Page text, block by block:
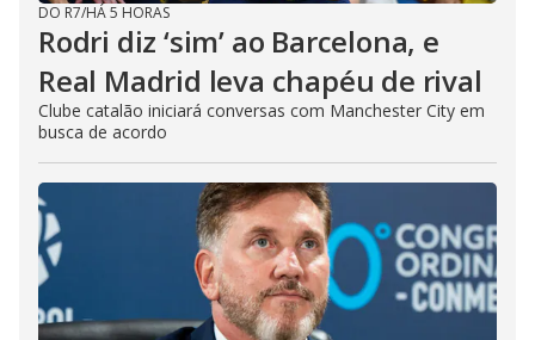
DO R7/HÁ 5 HORAS
Rodri diz ‘sim’ ao Barcelona, e
Real Madrid leva chapéu de rival
Clube catalão iniciará conversas com Manchester City em
busca de acordo